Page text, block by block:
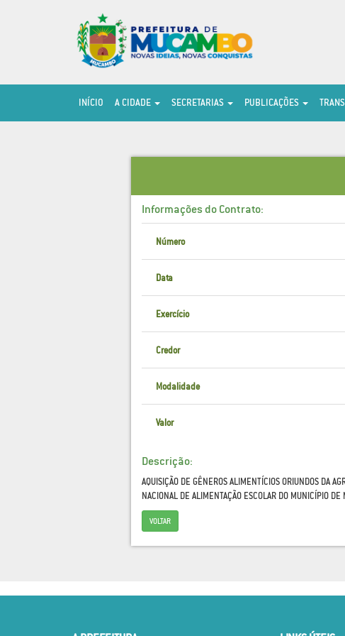
INÍCIO A CIDADE SECRETARIAS PUBLICAÇÕES
Informações do Contrato:
Número
Data
Exercício
Credor
Modalidade
Valor
Descrição:
AQUISIÇÃO DE GÊNEROS ALIMENTÍCIOS ORIUNDOS DA
NACIONAL DE ALIMENTAÇÃO ESCOLAR DO MUNICÍPIO DE
VOLTAR